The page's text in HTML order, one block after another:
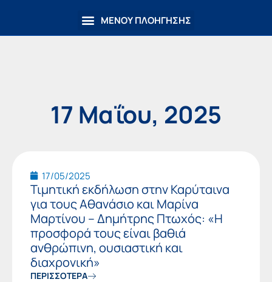
17 Μαΐου, 2025
17/05/2025
Τιμητική εκδήλωση στην Καρύταινα
για τους Αθανάσιο και Μαρίνα
Μαρτίνου – Δημήτρης Πτωχός: «Η
προσφορά τους είναι βαθιά
ανθρώπινη, ουσιαστική και
διαχρονική»
ΠΕΡΙΣΣΟΤΕΡΑ